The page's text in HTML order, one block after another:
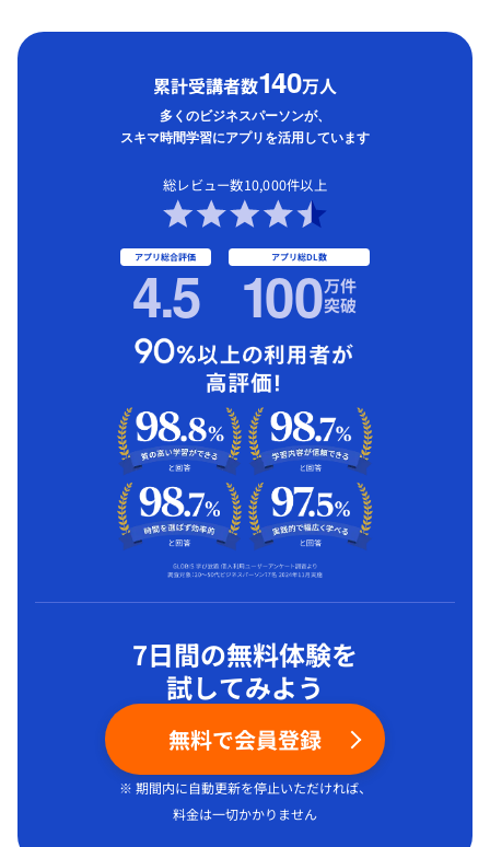
累計受講者数140万人
多くのビジネスパーソンが、
スキマ時間学習にアプリを活用しています
総レビュー数10,000件以上
アプリ総合評価
4.5 アプリ総DL数
100万件
突破
7日間の無料体験を
試してみよう
無料で会員登録
※ 期間内に自動更新を停止いただければ、
料金は一切かかりません